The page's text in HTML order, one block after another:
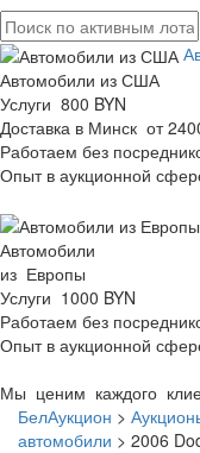
Автомобили из США
Услуги 800 BYN
Доставка в Минск от
Работаем без
Опыт в аукционной
Автомобили
из Европы
Услуги 1000 BYN
Работаем без
Опыт в аукционной
Мы ценим каждого
БелАукцион >
автомобили > 2006